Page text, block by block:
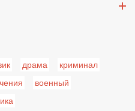
драма
криминал
военный